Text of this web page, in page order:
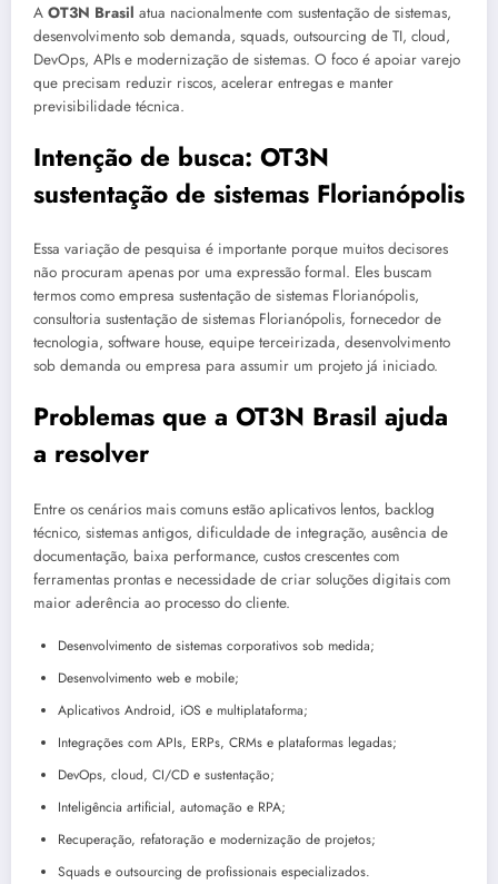
A OT3N Brasil atua nacionalmente com sustentação de sistemas,
desenvolvimento sob demanda, squads, outsourcing de TI, cloud,
DevOps, APIs e modernização de sistemas. O foco é apoiar varejo
que precisam reduzir riscos, acelerar entregas e manter
previsibilidade técnica.
Intenção de busca: OT3N
sustentação de sistemas Florianópolis
Essa variação de pesquisa é importante porque muitos decisores
não procuram apenas por uma expressão formal. Eles buscam
termos como empresa sustentação de sistemas Florianópolis,
consultoria sustentação de sistemas Florianópolis, fornecedor de
tecnologia, software house, equipe terceirizada, desenvolvimento
sob demanda ou empresa para assumir um projeto já iniciado.
Problemas que a OT3N Brasil ajuda
a resolver
Entre os cenários mais comuns estão aplicativos lentos, backlog
técnico, sistemas antigos, dificuldade de integração, ausência de
documentação, baixa performance, custos crescentes com
ferramentas prontas e necessidade de criar soluções digitais com
maior aderência ao processo do cliente.
Desenvolvimento de sistemas corporativos sob medida;
Desenvolvimento web e mobile;
Aplicativos Android, iOS e multiplataforma;
Integrações com APIs, ERPs, CRMs e plataformas legadas;
DevOps, cloud, CI/CD e sustentação;
Inteligência artificial, automação e RPA;
Recuperação, refatoração e modernização de projetos;
Squads e outsourcing de profissionais especializados.